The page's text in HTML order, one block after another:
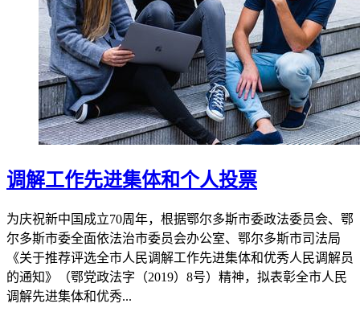
调解工作先进集体和个人投票
为庆祝新中国成立70周年，根据鄂尔多斯市委政法委员会、鄂
尔多斯市委全面依法治市委员会办公室、鄂尔多斯市司法局
《关于推荐评选全市人民调解工作先进集体和优秀人民调解员
的通知》（鄂党政法字（2019）8号）精神，拟表彰全市人民
调解先进集体和优秀...